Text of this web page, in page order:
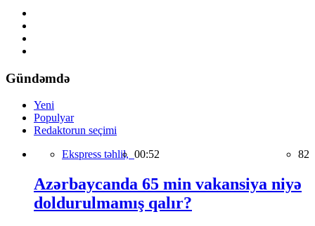
Gündəmdə
Yeni
Populyar
Redaktorun seçimi
Ekspress təhlil, 00:52 82
Azərbaycanda 65 min vakansiya niyə
doldurulmamış qalır?